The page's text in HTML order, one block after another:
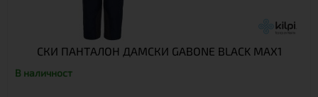
СКИ ПАНТАЛОН ДАМСКИ GABONE BLACK MAX1
В наличност